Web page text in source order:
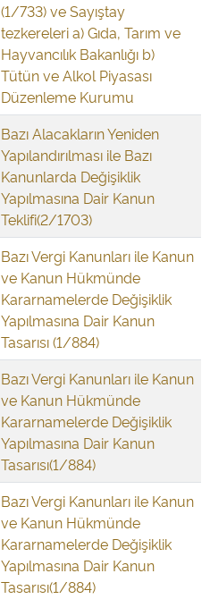
(1/733) ve Sayıştay
tezkereleri a) Gıda, Tarım ve
Hayvancılık Bakanlığı b)
Tütün ve Alkol Piyasası
Düzenleme Kurumu
Bazı Alacakların Yeniden
Yapılandırılması ile Bazı
Kanunlarda Değişiklik
Yapılmasına Dair Kanun
Teklifi(2/1703)
Bazı Vergi Kanunları ile Kanun
ve Kanun Hükmünde
Kararnamelerde Değişiklik
Yapılmasına Dair Kanun
Tasarısı (1/884)
Bazı Vergi Kanunları ile Kanun
ve Kanun Hükmünde
Kararnamelerde Değişiklik
Yapılmasına Dair Kanun
Tasarısı(1/884)
Bazı Vergi Kanunları ile Kanun
ve Kanun Hükmünde
Kararnamelerde Değişiklik
Yapılmasına Dair Kanun
Tasarısı(1/884)